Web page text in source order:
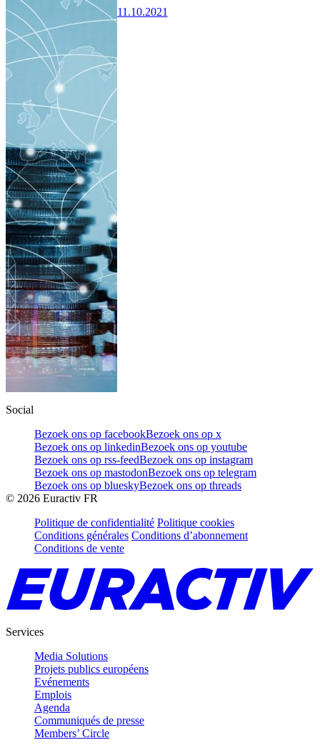
11.10.2021
Social
Bezoek ons op facebookBezoek ons op x
Bezoek ons op linkedinBezoek ons op youtube
Bezoek ons op rss-feedBezoek ons op instagram
Bezoek ons op mastodonBezoek ons op telegram
Bezoek ons op blueskyBezoek ons op threads
© 2026 Euractiv FR
Politique de confidentialité Politique cookies
Conditions générales Conditions d’abonnement
Conditions de vente
Services
Media Solutions
Projets publics européens
Evénements
Emplois
Agenda
Communiqués de presse
Members’ Circle